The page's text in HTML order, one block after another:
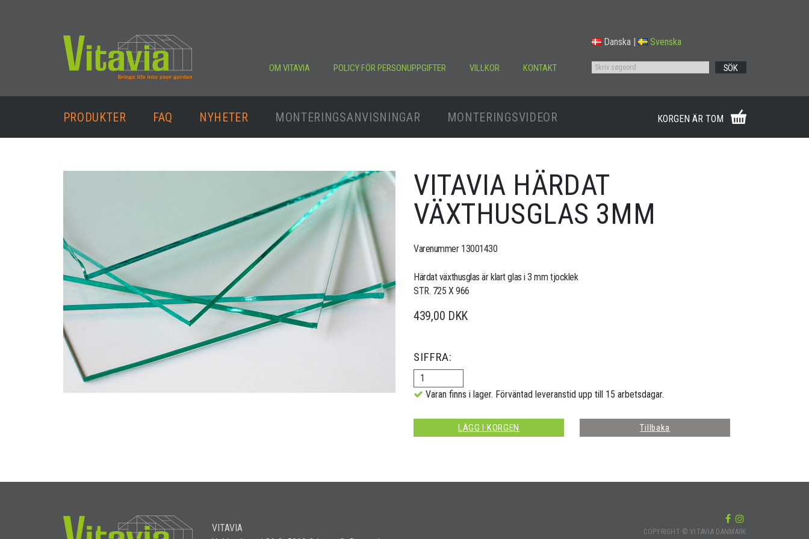
OM VITAVIA POLICY FÖR PERSONUPPGIFTER VILLKOR KONTAKT
Danska | Svenska
SÖK
PRODUKTER FAQ NYHETER MONTERINGSANVISNINGAR MONTERINGSVIDEOR KORGEN ÄR TOM
VITAVIA HÄRDAT
VÄXTHUSGLAS 3MM
Varenummer 13001430
Härdat växthusglas är klart glas i 3 mm tjocklek
STR. 725 X 966
439,00 DKK
SIFFRA:
Varan finns i lager. Förväntad leveranstid upp till 15 arbetsdagar.
LÄGG I KORGEN Tillbaka
VITAVIA
COPYRIGHT © VITAVIA DANMARK